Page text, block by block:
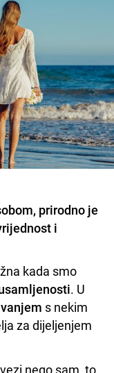
prirodno je
i
kada smo
. U
s nekim
za dijeljenjem
nego sam, to